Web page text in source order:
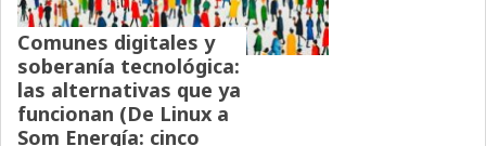
Comunes digitales y
soberanía tecnológica:
las alternativas que ya
funcionan (De Linux a
Som Energía: cinco